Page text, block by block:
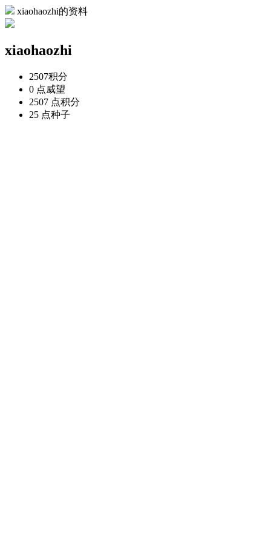
xiaohaozhi的资料
xiaohaozhi
2507积分
0 点威望
2507 点积分
25 点种子